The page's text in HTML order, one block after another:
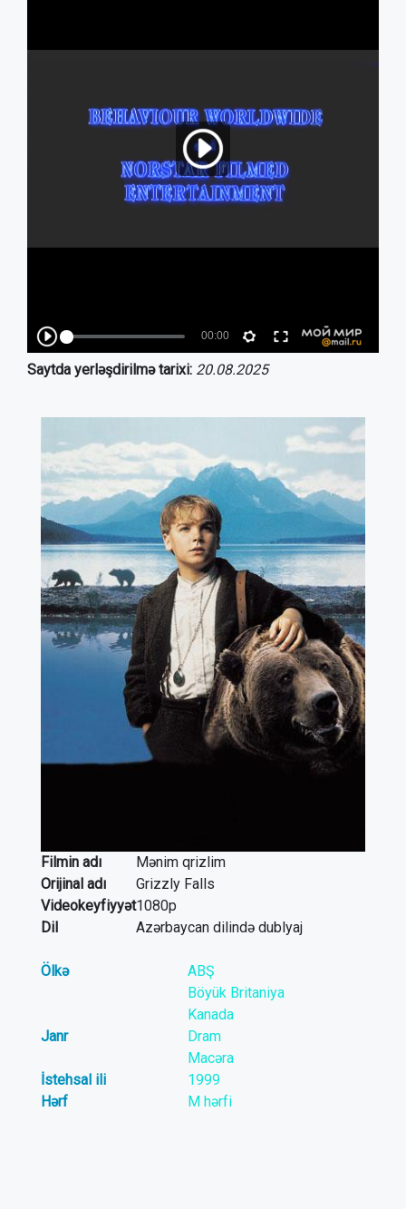
Saytda yerləşdirilmə tarixi: 20.08.2025
Filmin adı
Mənim qrizlim
Orijinal adı
Grizzly Falls
Videokeyfiyyət1080p
Dil
Azərbaycan dilində dublyaj
Ölkə
ABŞ
Böyük Britaniya
Kanada
Janr
Dram
Macəra
İstehsal ili
1999
Hərf
M hərfi